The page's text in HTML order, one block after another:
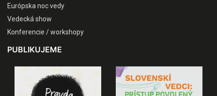
Európska noc vedy
Vedecká show
Konferencie / workshopy
PUBLIKUJEME